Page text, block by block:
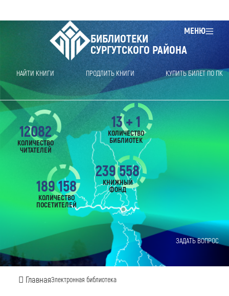
МЕНЮ
БИБЛИОТЕКИ
СУРГУТСКОГО РАЙОНА
НАЙТИ КНИГИ ПРОДЛИТЬ КНИГИ КУПИТЬ БИЛЕТ ПО ПК
ЗАДАТЬ ВОПРОС
ГлавнаяЭлектронная библиотека
12082
КОЛИЧЕСТВО
ЧИТАТЕЛЕЙ
189 158
КОЛИЧЕСТВО
ПОСЕТИТЕЛЕЙ
239 558
КНИЖНЫЙ
ФОНД
13 + 1
КОЛИЧЕСТВО
БИБЛИОТЕК